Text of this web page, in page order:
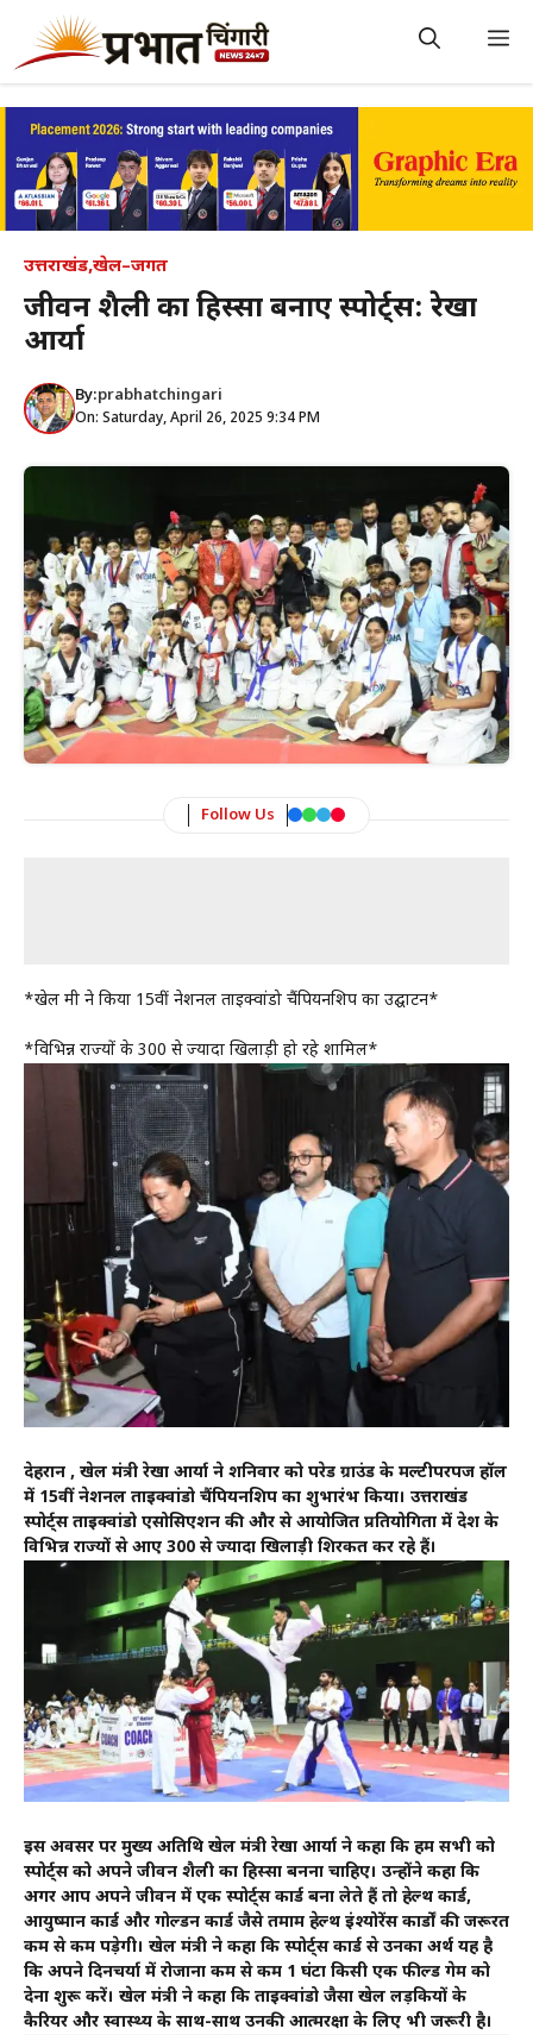
content
उत्तराखंड,खेल–जगत
जीवन शैली का हिस्सा बनाएं स्पोर्ट्स: रेखा
आर्या
By:prabhatchingari
On: Saturday, April 26, 2025 9:34 PM
Follow Us
*खेल मंत्री ने किया 15वीं नेशनल ताइक्वांडो चैंपियनशिप का उद्घाटन*
*विभिन्न राज्यों के 300 से ज्यादा खिलाड़ी हो रहे शामिल*
देहरादून , खेल मंत्री रेखा आर्या ने शनिवार को परेड ग्राउंड के मल्टीपरपज हॉल
में 15वीं नेशनल ताइक्वांडो चैंपियनशिप का शुभारंभ किया। उत्तराखंड
स्पोर्ट्स ताइक्वांडो एसोसिएशन की और से आयोजित प्रतियोगिता में देश के
विभिन्न राज्यों से आए 300 से ज्यादा खिलाड़ी शिरकत कर रहे हैं।
इस अवसर पर मुख्य अतिथि खेल मंत्री रेखा आर्या ने कहा कि हम सभी को
स्पोर्ट्स को अपने जीवन शैली का हिस्सा बनना चाहिए। उन्होंने कहा कि
अगर आप अपने जीवन में एक स्पोर्ट्स कार्ड बना लेते हैं तो हेल्थ कार्ड,
आयुष्मान कार्ड और गोल्डन कार्ड जैसे तमाम हेल्थ इंश्योरेंस कार्डों की जरूरत
कम से कम पड़ेगी। खेल मंत्री ने कहा कि स्पोर्ट्स कार्ड से उनका अर्थ यह है
कि अपने दिनचर्या में रोजाना कम से कम 1 घंटा किसी एक फील्ड गेम को
देना शुरू करें। खेल मंत्री ने कहा कि ताइक्वांडो जैसा खेल लड़कियों के
कैरियर और स्वास्थ्य के साथ-साथ उनकी आत्मरक्षा के लिए भी जरूरी है।